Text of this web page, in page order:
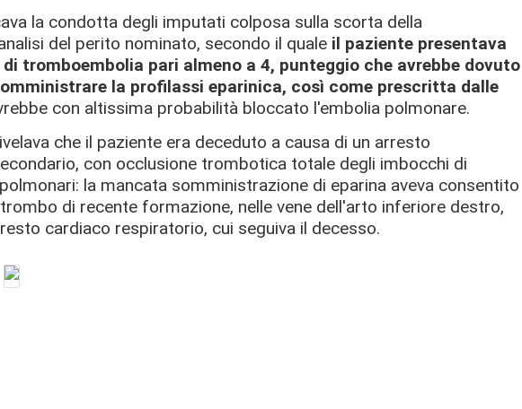
la condotta degli imputati colposa sulla scorta della
del perito nominato, secondo il quale il paziente presentava
tromboembolia pari almeno a 4, punteggio che avrebbe dovuto
la profilassi eparinica, così come prescritta dalle
con altissima probabilità bloccato l'embolia polmonare.
che il paziente era deceduto a causa di un arresto
con occlusione trombotica totale degli imbocchi di
la mancata somministrazione di eparina aveva consentito
di recente formazione, nelle vene dell'arto inferiore destro,
cardiaco respiratorio, cui seguiva il decesso.